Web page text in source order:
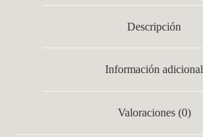
Descripción
Información adicional
Valoraciones (0)